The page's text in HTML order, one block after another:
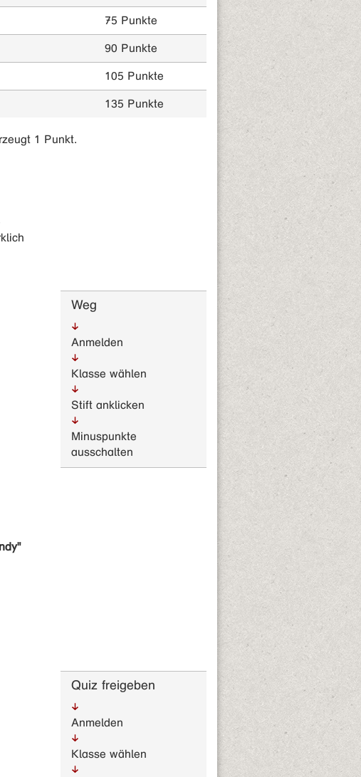
75 Punkte
90 Punkte
105 Punkte
135 Punkte
1 Punkt.
Weg
Anmelden
Klasse wählen
Stift anklicken
Minuspunkte
ausschalten
Quiz freigeben
Anmelden
Klasse wählen